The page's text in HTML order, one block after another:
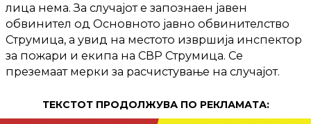
лица нема. За случајот е запознаен јавен
обвинител од Основното јавно обвинителство
Струмица, а увид на местото извршија инспектор
за пожари и екипа на СВР Струмица. Се
преземаат мерки за расчистување на случајот.
ТЕКСТОТ ПРОДОЛЖУВА ПО РЕКЛАМАТА: